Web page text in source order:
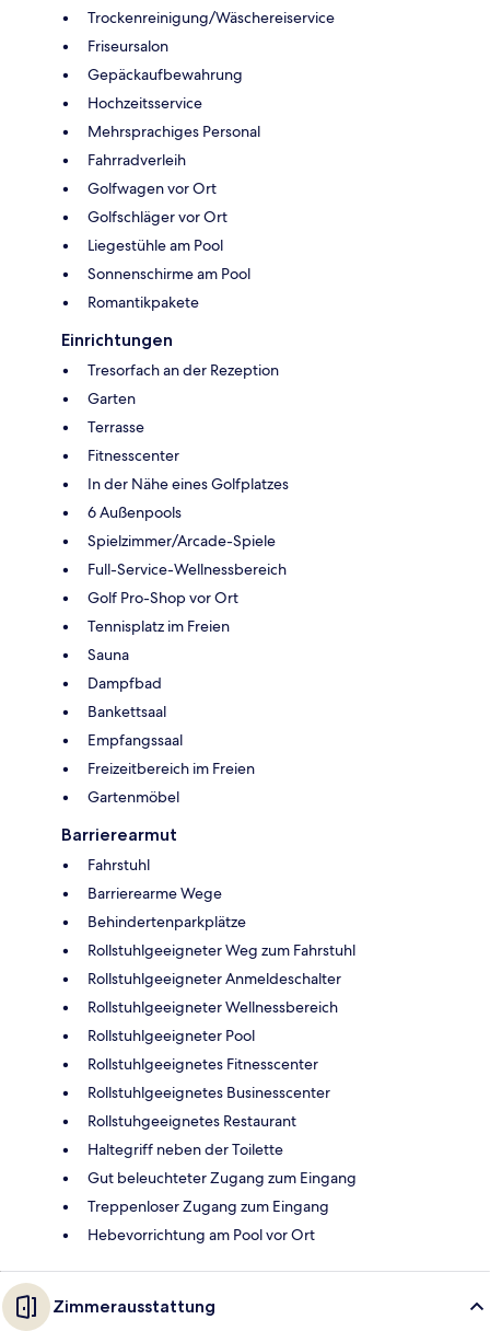
Trockenreinigung/Wäschereiservice
Friseursalon
Gepäckaufbewahrung
Hochzeitsservice
Mehrsprachiges Personal
Fahrradverleih
Golfwagen vor Ort
Golfschläger vor Ort
Liegestühle am Pool
Sonnenschirme am Pool
Romantikpakete
Einrichtungen
Tresorfach an der Rezeption
Garten
Terrasse
Fitnesscenter
In der Nähe eines Golfplatzes
6 Außenpools
Spielzimmer/Arcade-Spiele
Full-Service-Wellnessbereich
Golf Pro-Shop vor Ort
Tennisplatz im Freien
Sauna
Dampfbad
Bankettsaal
Empfangssaal
Freizeitbereich im Freien
Gartenmöbel
Barrierearmut
Fahrstuhl
Barrierearme Wege
Behindertenparkplätze
Rollstuhlgeeigneter Weg zum Fahrstuhl
Rollstuhlgeeigneter Anmeldeschalter
Rollstuhlgeeigneter Wellnessbereich
Rollstuhlgeeigneter Pool
Rollstuhlgeeignetes Fitnesscenter
Rollstuhlgeeignetes Businesscenter
Rollstuhgeeignetes Restaurant
Haltegriff neben der Toilette
Gut beleuchteter Zugang zum Eingang
Treppenloser Zugang zum Eingang
Hebevorrichtung am Pool vor Ort
Zimmerausstattung